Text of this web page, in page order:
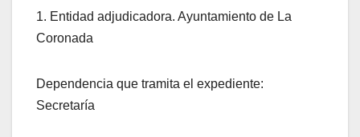
1. Entidad adjudicadora. Ayuntamiento de La
Coronada
Dependencia que tramita el expediente:
Secretaría